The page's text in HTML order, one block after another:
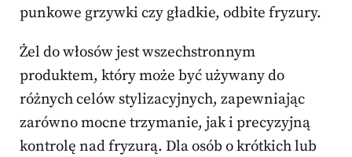
punkowe grzywki czy gładkie, odbite fryzury.
Żel do włosów jest wszechstronnym
produktem, który może być używany do
różnych celów stylizacyjnych, zapewniając
zarówno mocne trzymanie, jak i precyzyjną
kontrolę nad fryzurą. Dla osób o krótkich lub